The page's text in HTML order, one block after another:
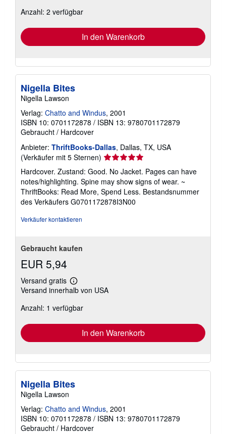
Versandkosten
Anzahl: 2 verfügbar
In den Warenkorb
Nigella Bites
Nigella Lawson
Verlag: Chatto and Windus, 2001
ISBN 10: 0701172878 / ISBN 13: 9780701172879
Gebraucht / Hardcover
Anbieter: ThriftBooks-Dallas, Dallas, TX, USA
(Verkäufer mit 5 Sternen) Verkäuferbewertung
5
von
5
Sternen
Hardcover. Zustand: Good. No Jacket. Pages can have
notes/highlighting. Spine may show signs of wear. ~
ThriftBooks: Read More, Spend Less. Bestandsnummer
des Verkäufers G0701172878I3N00
Verkäufer kontaktieren
Gebraucht kaufen
EUR 5,94
Versand gratis
Weitere
Informationen
Versandkosten
Versand innerhalb von USA
Anzahl: 1 verfügbar
In den Warenkorb
Nigella Bites
Nigella Lawson
Verlag: Chatto and Windus, 2001
ISBN 10: 0701172878 / ISBN 13: 9780701172879
Gebraucht / Hardcover